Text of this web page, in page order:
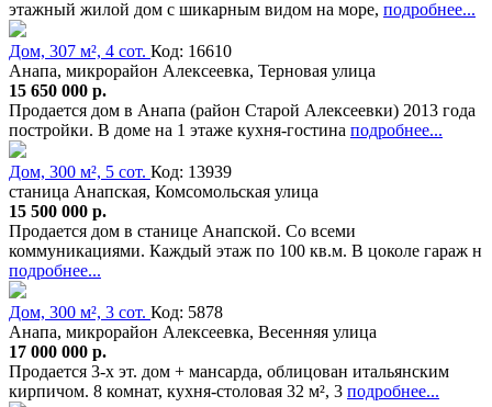
этажный жилой дом с шикарным видом на море, подробнее...
Дом, 307 м², 4 сот. Код: 16610
Анапа, микрорайон Алексеевка, Терновая улица
15 650 000 р.
Продается дом в Анапа (район Старой Алексеевки) 2013 года
постройки. В доме на 1 этаже кухня-гостина подробнее...
Дом, 300 м², 5 сот. Код: 13939
станица Анапская, Комсомольская улица
15 500 000 р.
Продается дом в станице Анапской. Со всеми
коммуникациями. Каждый этаж по 100 кв.м. В цоколе гараж н
подробнее...
Дом, 300 м², 3 сот. Код: 5878
Анапа, микрорайон Алексеевка, Весенняя улица
17 000 000 р.
Продается 3-х эт. дом + мансарда, облицован итальянским
кирпичом. 8 комнат, кухня-столовая 32 м², 3 подробнее...